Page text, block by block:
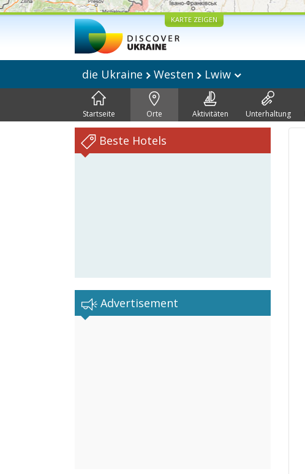
KARTE ZEIGEN
die Ukraine Westen Lwiw
Startseite Orte Aktivitäten Unterhaltung
Beste Hotels
Advertisement